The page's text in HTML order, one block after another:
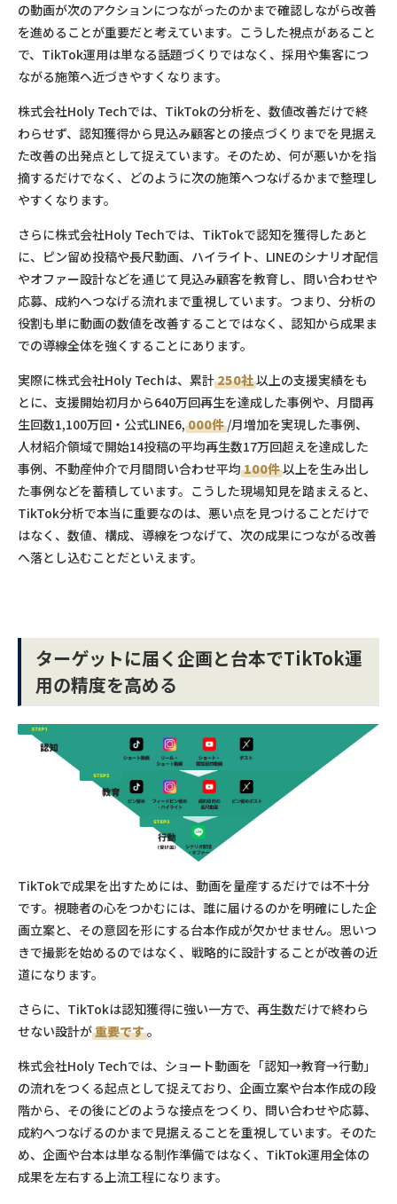
の動画が次のアクションにつながったのかまで確認しながら改善
を進めることが重要だと考えています。こうした視点があること
で、TikTok運用は単なる話題づくりではなく、採用や集客につ
ながる施策へ近づきやすくなります。
株式会社Holy Techでは、TikTokの分析を、数値改善だけで終
わらせず、認知獲得から見込み顧客との接点づくりまでを見据え
た改善の出発点として捉えています。そのため、何が悪いかを指
摘するだけでなく、どのように次の施策へつなげるかまで整理し
やすくなります。
さらに株式会社Holy Techでは、TikTokで認知を獲得したあと
に、ピン留め投稿や長尺動画、ハイライト、LINEのシナリオ配信
やオファー設計などを通じて見込み顧客を教育し、問い合わせや
応募、成約へつなげる流れまで重視しています。つまり、分析の
役割も単に動画の数値を改善することではなく、認知から成果ま
での導線全体を強くすることにあります。
実際に株式会社Holy Techは、累計250社以上の支援実績をも
とに、支援開始初月から640万回再生を達成した事例や、月間再
生回数1,100万回・公式LINE6, 000件 /月増加を実現した事例、
人材紹介領域で開始14投稿の平均再生数17万回超えを達成した
事例、不動産仲介で月間問い合わせ平均 100件以上を生み出し
た事例などを蓄積しています。こうした現場知見を踏まえると、
TikTok分析で本当に重要なのは、悪い点を見つけることだけで
はなく、数値、構成、導線をつなげて、次の成果につながる改善
へ落とし込むことだといえます。
ターゲットに届く企画と台本でTikTok運
用の精度を高める
TikTokで成果を出すためには、動画を量産するだけでは不十分
です。視聴者の心をつかむには、誰に届けるのかを明確にした企
画立案と、その意図を形にする台本作成が欠かせません。思いつ
きで撮影を始めるのではなく、戦略的に設計することが改善の近
道になります。
さらに、TikTokは認知獲得に強い一方で、再生数だけで終わら
せない設計が重要です。
株式会社Holy Techでは、ショート動画を「認知→教育→行動」
の流れをつくる起点として捉えており、企画立案や台本作成の段
階から、その後にどのような接点をつくり、問い合わせや応募、
成約へつなげるのかまで見据えることを重視しています。そのた
め、企画や台本は単なる制作準備ではなく、TikTok運用全体の
成果を左右する上流工程になります。